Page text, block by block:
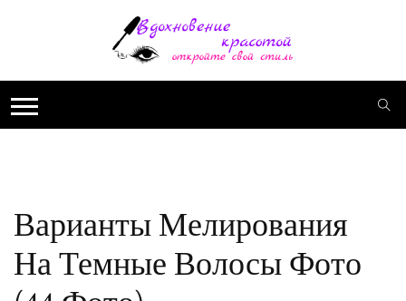
Варианты Мелирования
На Темные Волосы Фото